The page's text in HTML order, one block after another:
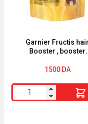
Garnier Fructis hair
Booster , booster
60ml
1500 DA
quantité
de